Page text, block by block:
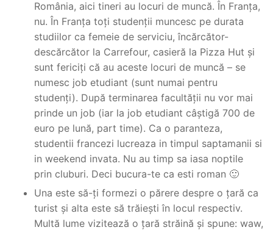
România, aici tineri au locuri de muncă. În Franța,
nu. În Franța toți studenții muncesc pe durata
studiilor ca femeie de serviciu, încărcător-
descărcător la Carrefour, casieră la Pizza Hut și
sunt fericiți că au aceste locuri de muncă – se
numesc job etudiant (sunt numai pentru
studenți). După terminarea facultății nu vor mai
prinde un job (iar la job etudiant câștigă 700 de
euro pe lună, part time). Ca o paranteza,
studentii francezi lucreaza in timpul saptamanii si
in weekend invata. Nu au timp sa iasa noptile
prin cluburi. Deci bucura-te ca esti roman 🙂
Una este să-ți formezi o părere despre o țară ca
turist și alta este să trăiești în locul respectiv.
Multă lume vizitează o țară străină și spune: waw,